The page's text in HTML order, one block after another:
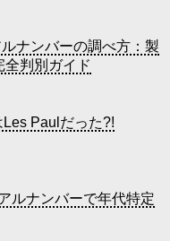
ナンバーの調べ方：製
全判別ガイド
Paulだった?!
ルナンバーで年代特定